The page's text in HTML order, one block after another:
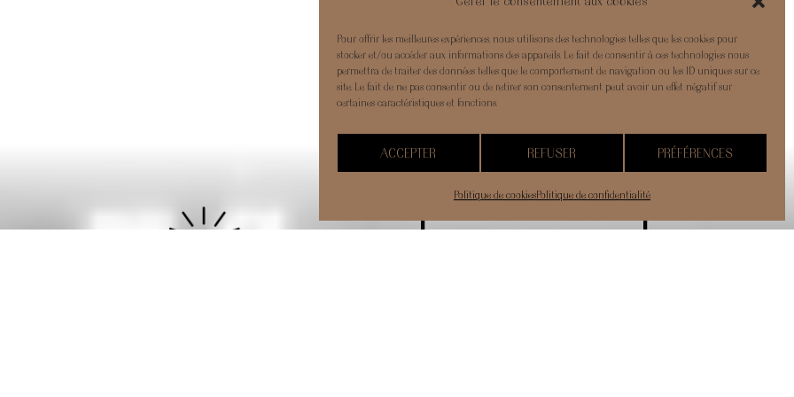
Pour offrir les meilleures expériences, nous utilisons des technologies telles que les cookies pour
stocker et/ou accéder aux informations des appareils. Le fait de consentir à ces technologies nous
permettra de traiter des données telles que le comportement de navigation ou les ID uniques sur ce
site. Le fait de ne pas consentir ou de retirer son consentement peut avoir un effet négatif sur
certaines caractéristiques et fonctions.
ACCEPTER REFUSER PRÉFÉRENCES
Politique de cookiesPolitique de confidentialité